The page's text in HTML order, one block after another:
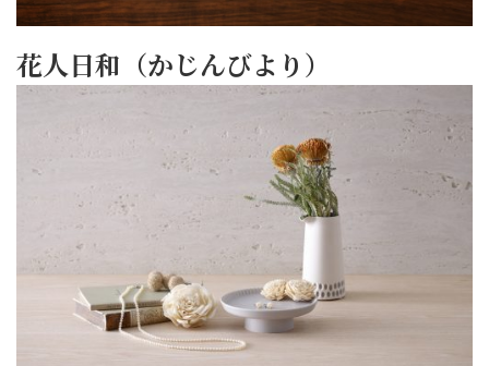
花人日和（かじんびより）